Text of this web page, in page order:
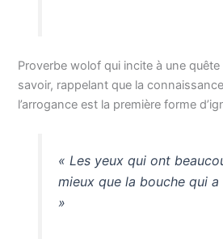
Proverbe wolof qui incite à une
savoir, rappelant que la
l’arrogance est la première forme
« Les yeux qui ont
mieux que la bouche qui
»